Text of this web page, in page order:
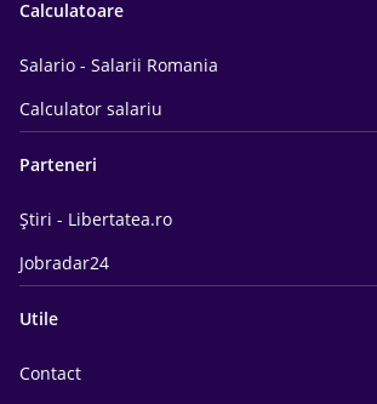
Calculatoare
Salario - Salarii Romania
Calculator salariu
Parteneri
Știri - Libertatea.ro
Jobradar24
Utile
Contact